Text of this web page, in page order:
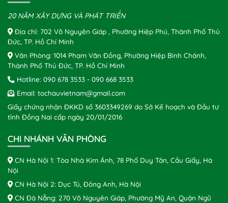
20 NĂM XÂY DỰNG VÀ PHÁT TRIỂN
Địa chỉ: 702 Võ Nguyên Giáp , Phường Hiệp Phú, Thành Phố Thủ
Đức, TP. Hồ Chí Minh
Văn Phòng: 1014 Phạm Văn Đồng, Phường Hiệp Bình Chánh,
Thành Phố Thủ Đức, TP. Hồ Chí Minh
Hotline: 090 678 3533 - 090 668 3533
Email: tochauvietnam@gmail.com
Giấy chứng nhận ĐKKD số 3603349269 do Sở Kế hoạch và Đầu tư
tỉnh Đồng Nai cấp ngày 20/01/2016
CHI NHÁNH VĂN PHÒNG
CN Hà Nội 1: Tòa Nhà Kim Ánh, 78 Phố Duy Tân, Cầu Giấy, Hà
Nội
CN Hà Nội 2: Dục Tú, Đông Anh, Hà Nội
CN Đà Nẵng: 270 Võ Nguyên Giáp, Phường Mỹ An, Quận Ngũ